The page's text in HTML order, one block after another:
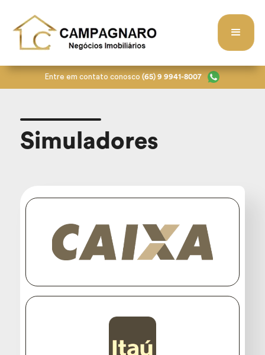
Entre em contato conosco (65) 9 9941-8007
Simuladores